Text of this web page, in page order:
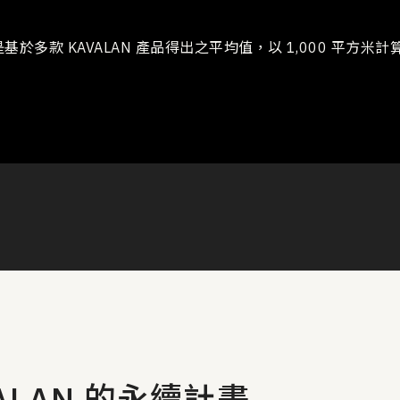
於多款 KAVALAN 產品得出之平均值，以 1,000 平方米計